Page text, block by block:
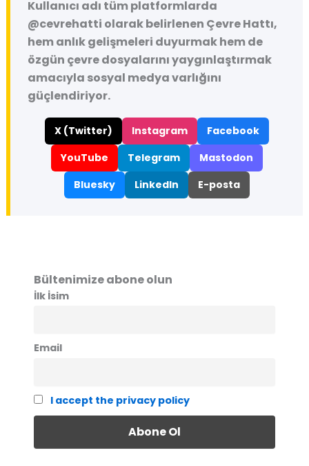
Kullanıcı adı tüm platformlarda
@cevrehatti olarak belirlenen Çevre Hattı,
hem anlık gelişmeleri duyurmak hem de
özgün çevre dosyalarını yaygınlaştırmak
amacıyla sosyal medya varlığını
güçlendiriyor.
X (Twitter) Instagram
Facebook
YouTube
Telegram
Mastodon
Bluesky
LinkedIn E-posta
Bültenimize abone olun
İlk İsim
Email
I accept the privacy policy